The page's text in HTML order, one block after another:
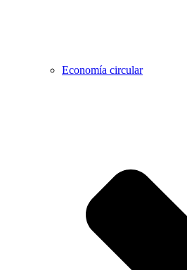
Economía circular